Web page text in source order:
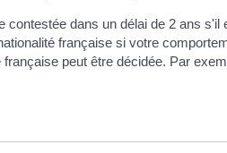
dans un délai de 2 ans
française si votre
peut être décidée. Par